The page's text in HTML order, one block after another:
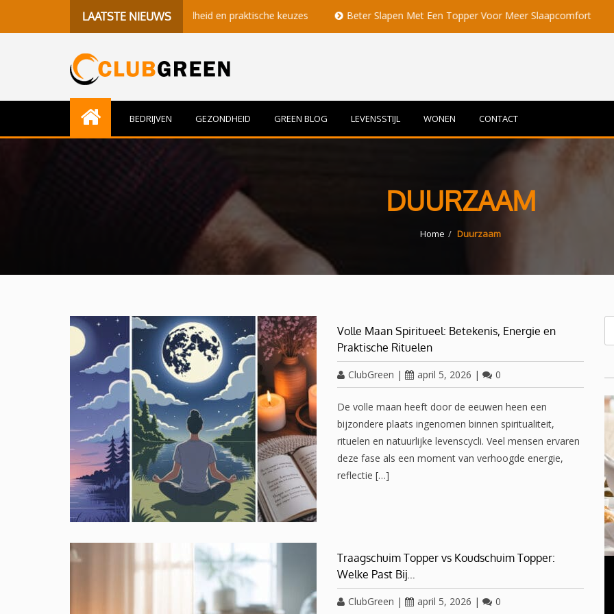
LAATSTE NIEUWS
momenten, gezondheid en praktische keuzes Beter Slapen Met Een Topper Voor Meer Slaapcomfort Volle
BEDRIJVEN GEZONDHEID GREEN BLOG LEVENSSTIJL WONEN CONTACT
DUURZAAM
Home Duurzaam
Volle Maan Spiritueel: Betekenis, Energie en
Praktische Rituelen
ClubGreen | april 5, 2026 | 0
De volle maan heeft door de eeuwen heen een
bijzondere plaats ingenomen binnen spiritualiteit,
rituelen en natuurlijke levenscycli. Veel mensen ervaren
deze fase als een moment van verhoogde energie,
reflectie […]
Traagschuim Topper vs Koudschuim Topper:
Welke Past Bij…
ClubGreen | april 5, 2026 | 0
OVERGANG VROUWEN
november 23, 2016
Oplossing voor een gezwollen opgezette buik in de
Handige tips om u te helpen de overgang te